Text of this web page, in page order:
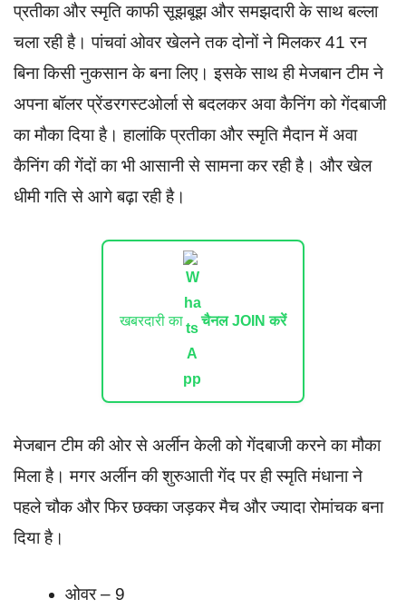
प्रतीका और स्मृति काफी सूझबूझ और समझदारी के साथ बल्ला
चला रही है। पांचवां ओवर खेलने तक दोनों ने मिलकर 41 रन
बिना किसी नुकसान के बना लिए। इसके साथ ही मेजबान टीम ने
अपना बॉलर प्रेंडरगस्टओर्ला से बदलकर अवा कैनिंग को गेंदबाजी
का मौका दिया है। हालांकि प्रतीका और स्मृति मैदान में अवा
कैनिंग की गेंदों का भी आसानी से सामना कर रही है। और खेल
धीमी गति से आगे बढ़ा रही है।
खबरदारी का चैनल JOIN करें
मेजबान टीम की ओर से अर्लीन केली को गेंदबाजी करने का मौका
मिला है। मगर अर्लीन की शुरुआती गेंद पर ही स्मृति मंधाना ने
पहले चौक और फिर छक्का जड़कर मैच और ज्यादा रोमांचक बना
दिया है।
ओवर – 9